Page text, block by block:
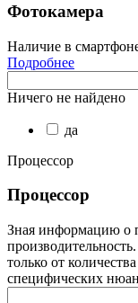
Фотокамера
Наличие в
Подробнее
Ничего не найдено
да
Процессор
Процессор
Зная информацию о
только от
специфических